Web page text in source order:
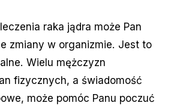
raka jądra może Pan
zmiany w organizmie. Jest to
Wielu mężczyzn
fizycznych, a świadomość
może pomóc Panu poczuć